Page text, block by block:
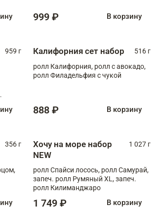
999 ₽ В корзину
959 г Калифорния сет набор
516 г
ролл Калифорния, ролл с авокадо,
ролл Филадельфия с чукой
888 ₽ В корзину
356 г
Хочу на море набор
NEW
1 027 г
ролл Спайси лосось, ролл Самурай,
запеч. ролл Румяный XL, запеч.
ролл Килиманджаро
1 749 ₽ В корзину